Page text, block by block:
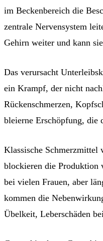
im Beckenbereich die
zentrale Nervensystem
Gehirn weiter und kann
Das verursacht
ein Krampf, der nicht
Rückenschmerzen,
bleierne Erschöpfung, die
Klassische Schmerzmittel
blockieren die Produktion
bei vielen Frauen, aber
kommen die
Übelkeit, Leberschäden